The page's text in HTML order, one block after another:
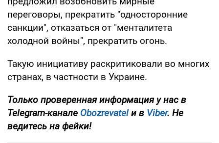
переговоры, прекратить "односторонние
санкции", отказаться от "менталитета
холодной войны", прекратить огонь.
Такую инициативу раскритиковали во многих
странах, в частности в Украине.
Только проверенная информация у нас в
Telegram-канале Obozrevatelи в Viber. Не
ведитесь на фейки!